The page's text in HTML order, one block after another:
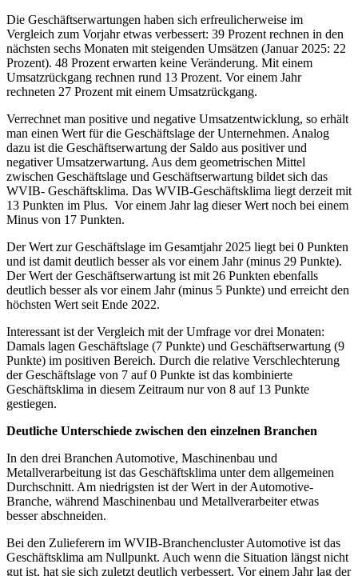
Die Geschäftserwartungen haben sich erfreulicherweise im
Vergleich zum Vorjahr etwas verbessert: 39 Prozent rechnen in den
nächsten sechs Monaten mit steigenden Umsätzen (Januar 2025: 22
Prozent). 48 Prozent erwarten keine Veränderung. Mit einem
Umsatzrückgang rechnen rund 13 Prozent. Vor einem Jahr
rechneten 27 Prozent mit einem Umsatzrückgang.
Verrechnet man positive und negative Umsatzentwicklung, so erhält
man einen Wert für die Geschäftslage der Unternehmen. Analog
dazu ist die Geschäftserwartung der Saldo aus positiver und
negativer Umsatzerwartung. Aus dem geometrischen Mittel
zwischen Geschäftslage und Geschäftserwartung bildet sich das
WVIB- Geschäftsklima. Das WVIB-Geschäftsklima liegt derzeit mit
13 Punkten im Plus. Vor einem Jahr lag dieser Wert noch bei einem
Minus von 17 Punkten.
Der Wert zur Geschäftslage im Gesamtjahr 2025 liegt bei 0 Punkten
und ist damit deutlich besser als vor einem Jahr (minus 29 Punkte).
Der Wert der Geschäftserwartung ist mit 26 Punkten ebenfalls
deutlich besser als vor einem Jahr (minus 5 Punkte) und erreicht den
höchsten Wert seit Ende 2022.
Interessant ist der Vergleich mit der Umfrage vor drei Monaten:
Damals lagen Geschäftslage (7 Punkte) und Geschäftserwartung (9
Punkte) im positiven Bereich. Durch die relative Verschlechterung
der Geschäftslage von 7 auf 0 Punkte ist das kombinierte
Geschäftsklima in diesem Zeitraum nur von 8 auf 13 Punkte
gestiegen.
Deutliche Unterschiede zwischen den einzelnen Branchen
In den drei Branchen Automotive, Maschinenbau und
Metallverarbeitung ist das Geschäftsklima unter dem allgemeinen
Durchschnitt. Am niedrigsten ist der Wert in der Automotive-
Branche, während Maschinenbau und Metallverarbeiter etwas
besser abschneiden.
Bei den Zulieferern im WVIB-Branchencluster Automotive ist das
Geschäftsklima am Nullpunkt. Auch wenn die Situation längst nicht
gut ist, hat sie sich zuletzt deutlich verbessert. Vor einem Jahr lag der